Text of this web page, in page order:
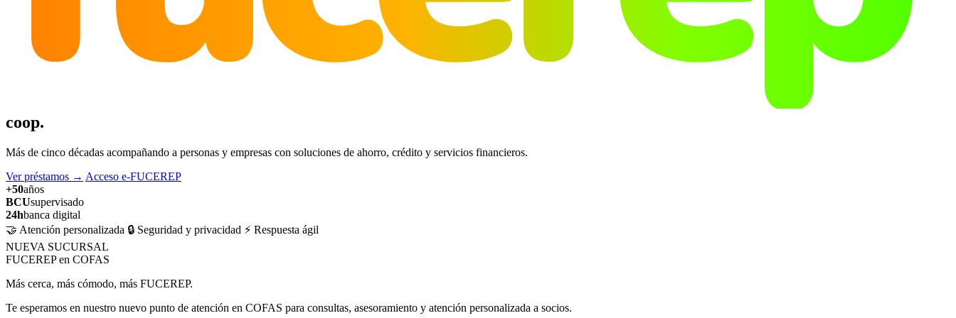
coop.
Más de cinco décadas acompañando a personas y empresas con soluciones de ahorro, crédito y servicios financieros.
Ver préstamos → Acceso e-FUCEREP
+50años
BCUsupervisado
24hbanca digital
🤝 Atención personalizada 🔒 Seguridad y privacidad ⚡ Respuesta ágil
NUEVA SUCURSAL
FUCEREP en COFAS
Más cerca, más cómodo, más FUCEREP.
Te esperamos en nuestro nuevo punto de atención en COFAS para consultas, asesoramiento y atención personalizada a socios.